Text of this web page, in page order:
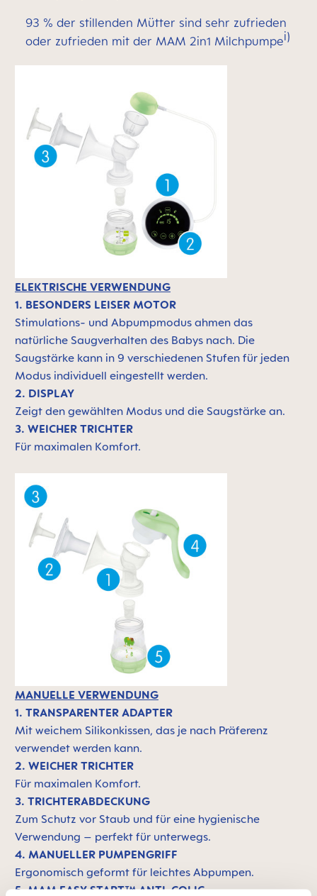
93 % der stillenden Mütter sind sehr zufrieden
oder zufrieden mit der MAM 2in1 Milchpumpei)
ELEKTRISCHE VERWENDUNG
1. BESONDERS LEISER MOTOR
Stimulations- und Abpumpmodus ahmen das
natürliche Saugverhalten des Babys nach. Die
Saugstärke kann in 9 verschiedenen Stufen für jeden
Modus individuell eingestellt werden.
2. DISPLAY
Zeigt den gewählten Modus und die Saugstärke an.
3. WEICHER TRICHTER
Für maximalen Komfort.
MANUELLE VERWENDUNG
1. TRANSPARENTER ADAPTER
Mit weichem Silikonkissen, das je nach Präferenz
verwendet werden kann.
2. WEICHER TRICHTER
Für maximalen Komfort.
3. TRICHTERABDECKUNG
Zum Schutz vor Staub und für eine hygienische
Verwendung – perfekt für unterwegs.
4. MANUELLER PUMPENGRIFF
Ergonomisch geformt für leichtes Abpumpen.
5. MAM EASY START™ ANTI-COLIC